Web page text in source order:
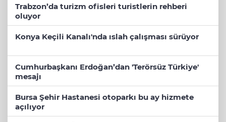
Trabzon’da turizm ofisleri turistlerin rehberi
oluyor
Konya Keçili Kanalı'nda ıslah çalışması sürüyor
Cumhurbaşkanı Erdoğan’dan 'Terörsüz Türkiye'
mesajı
Bursa Şehir Hastanesi otoparkı bu ay hizmete
açılıyor